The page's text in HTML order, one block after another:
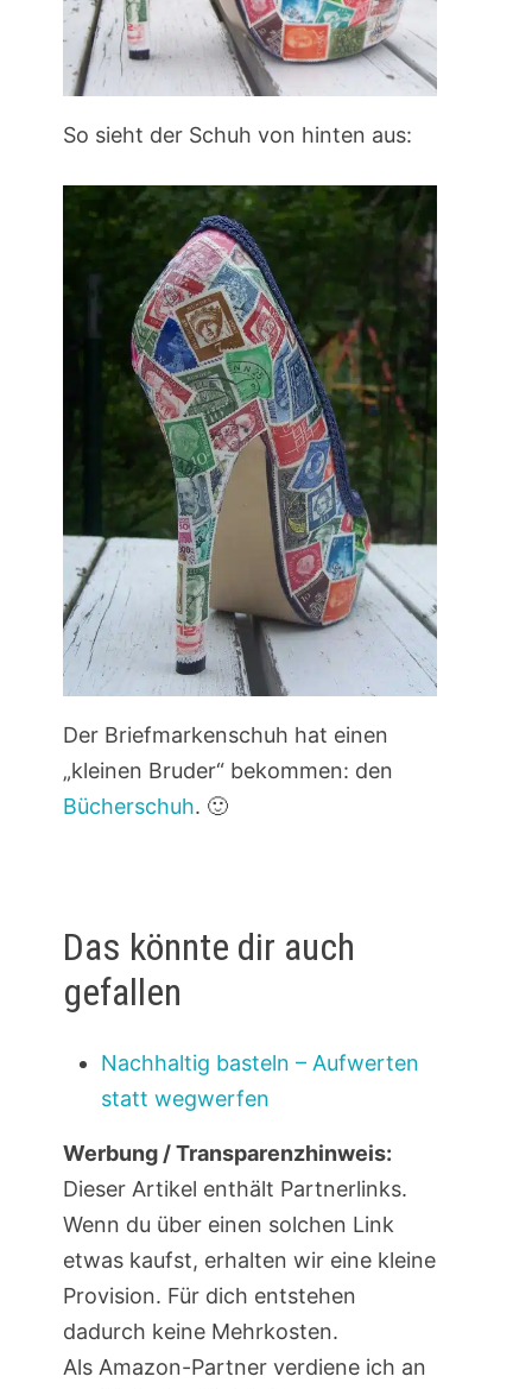
So sieht der Schuh von hinten aus:
Der Briefmarkenschuh hat einen
„kleinen Bruder“ bekommen: den
Bücherschuh. 🙂
Das könnte dir auch
gefallen
Nachhaltig basteln – Aufwerten
statt wegwerfen
Werbung / Transparenzhinweis:
Dieser Artikel enthält Partnerlinks.
Wenn du über einen solchen Link
etwas kaufst, erhalten wir eine kleine
Provision. Für dich entstehen
dadurch keine Mehrkosten.
Als Amazon-Partner verdiene ich an